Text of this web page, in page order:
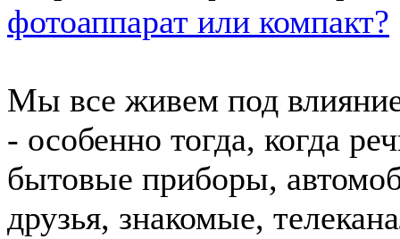
фотоаппарат или компакт?
Мы все живем под
- особенно тогда, когда
бытовые приборы,
друзья, знакомые,